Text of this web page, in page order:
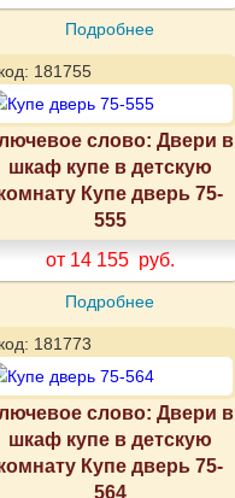
Подробнее
181755
слово: Двери в
шкаф купе в детскую
Купе дверь 75-
555
от 14 155 руб.
Подробнее
181773
слово: Двери в
шкаф купе в детскую
Купе дверь 75-
564